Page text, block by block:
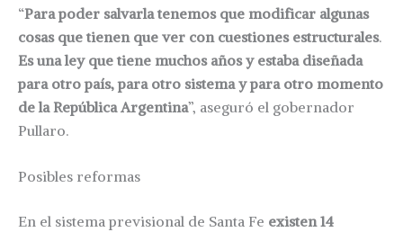
“Para poder salvarla tenemos que modificar algunas
cosas que tienen que ver con cuestiones estructurales.
Es una ley que tiene muchos años y estaba diseñada
para otro país, para otro sistema y para otro momento
de la República Argentina”, aseguró el gobernador
Pullaro.
Posibles reformas
En el sistema previsional de Santa Fe existen 14